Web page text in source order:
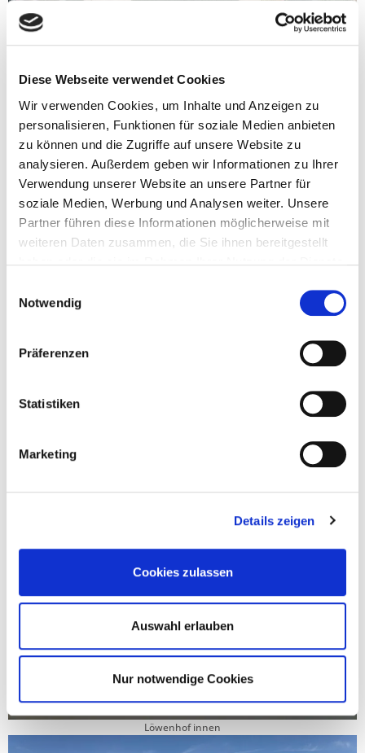
Diese Webseite verwendet Cookies
Wir verwenden Cookies, um Inhalte und Anzeigen zu
personalisieren, Funktionen für soziale Medien anbieten
zu können und die Zugriffe auf unsere Website zu
analysieren. Außerdem geben wir Informationen zu Ihrer
Verwendung unserer Website an unsere Partner für
soziale Medien, Werbung und Analysen weiter. Unsere
Partner führen diese Informationen möglicherweise mit
weiteren Daten zusammen, die Sie ihnen bereitgestellt
Notwendig
Präferenzen
Statistiken
Marketing
Details zeigen
Cookies zulassen
Auswahl erlauben
Nur notwendige Cookies
Innenhof Löwenhof
Löwenhof innen